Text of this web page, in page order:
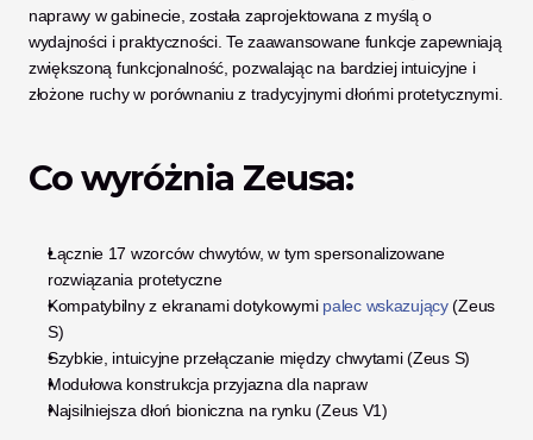
naprawy w gabinecie, została zaprojektowana z myślą o
wydajności i praktyczności. Te zaawansowane funkcje zapewniają
zwiększoną funkcjonalność, pozwalając na bardziej intuicyjne i
złożone ruchy w porównaniu z tradycyjnymi dłońmi protetycznymi.
Co wyróżnia Zeusa:
Łącznie 17 wzorców chwytów, w tym spersonalizowane
rozwiązania protetyczne
Kompatybilny z ekranami dotykowymi palec wskazujący (Zeus
S)
Szybkie, intuicyjne przełączanie między chwytami (Zeus S)
Modułowa konstrukcja przyjazna dla napraw
Najsilniejsza dłoń bioniczna na rynku (Zeus V1)